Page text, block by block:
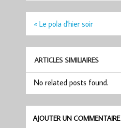
Navigation
« Le pola d'hier soir
ARTICLES SIMILIAIRES
No related posts found.
AJOUTER UN COMMENTAIRE